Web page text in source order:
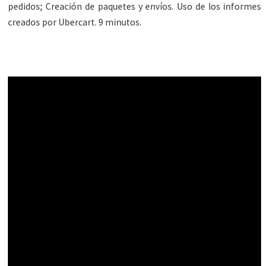
pedidos; Creación de paquetes y envíos. Uso de los informes
creados por Ubercart. 9 minutos.